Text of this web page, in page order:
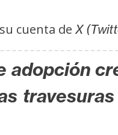
cuenta deX
adopción